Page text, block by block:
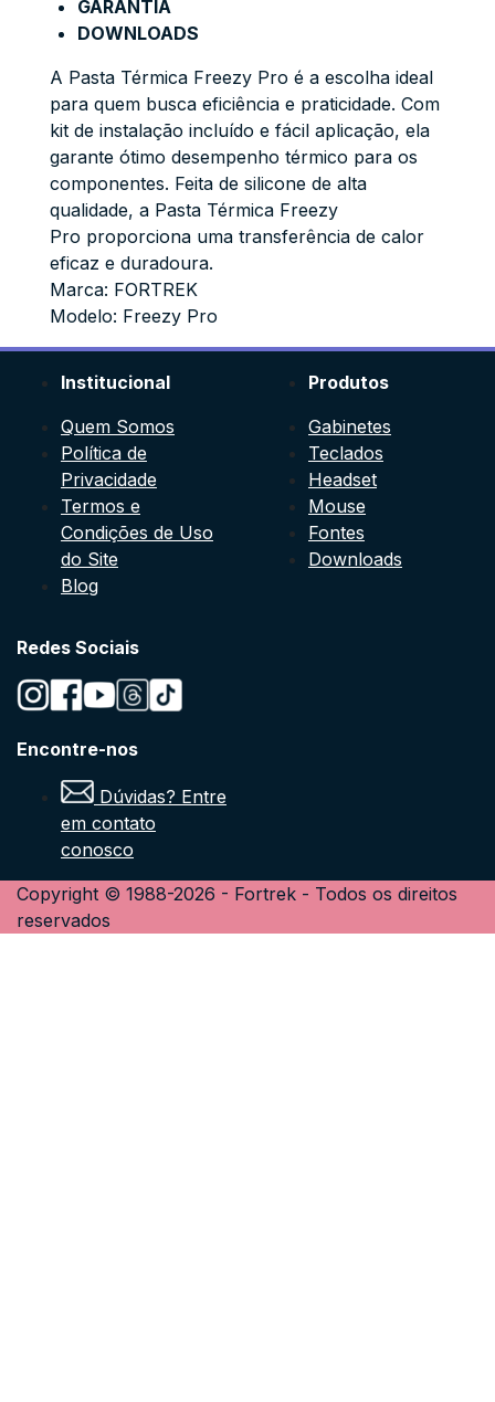
GARANTIA
DOWNLOADS
A Pasta Térmica Freezy Pro é a escolha ideal
para quem busca eficiência e praticidade. Com
kit de instalação incluído e fácil aplicação, ela
garante ótimo desempenho térmico para os
componentes. Feita de silicone de alta
qualidade, a Pasta Térmica Freezy
Pro proporciona uma transferência de calor
eficaz e duradoura.
Marca: FORTREK
Modelo: Freezy Pro
Institucional
Quem Somos
Política de
Privacidade
Termos e
Condições de Uso
do Site
Blog
Produtos
Gabinetes
Teclados
Headset
Mouse
Fontes
Downloads
Redes Sociais
Encontre-nos
Dúvidas? Entre
em contato
conosco
Copyright © 1988-2026 - Fortrek - Todos os direitos
reservados